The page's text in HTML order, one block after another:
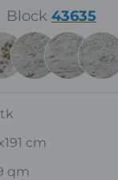
Block 43635
cm
qm